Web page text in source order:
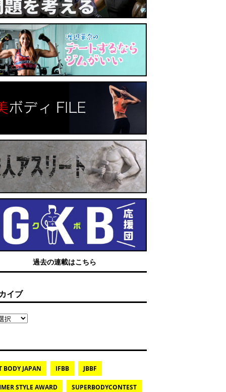
過去の連載はこちら
イブ
BODY JAPAN IFBB JBBF
STYLE AWARD SUPERBODYCONTEST